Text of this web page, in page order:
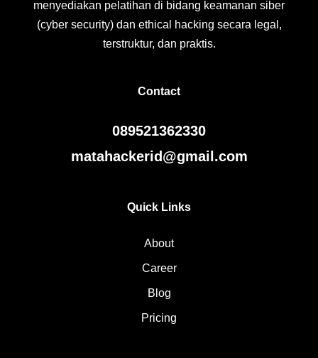
menyediakan pelatihan di bidang keamanan siber
(cyber security) dan ethical hacking secara legal,
terstruktur, dan praktis.
Contact
089521362330
matahackerid@gmail.com
Quick Links
About
Career
Blog
Pricing